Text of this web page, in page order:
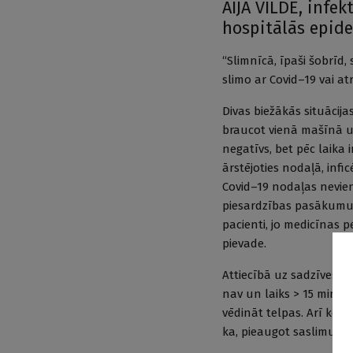
AIJA VILDE,
hospitālās
“Slimnīcā, īpaši
slimo ar Covid–19 vai
Divas biežākās
braucot vienā mašīnā
negatīvs, bet pēc laika
ārstējoties nodaļā,
Covid–19 nodaļas
piesardzības
pacienti, jo medicīnas
pievade.
Attiecībā uz sadzīves
nav un laiks > 15 min.
vēdināt telpas. Arī
ka, pieaugot